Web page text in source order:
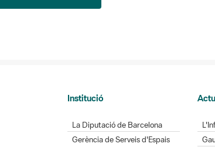
Institució
La Diputació de Barcelona
Gerència de Serveis d'Espais